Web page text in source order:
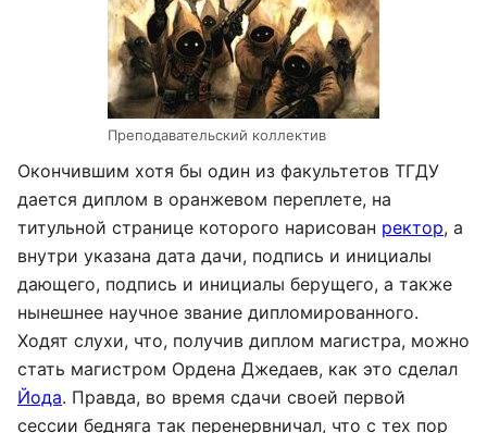
Преподавательский коллектив
Окончившим хотя бы один из факультетов ТГДУ
дается диплом в оранжевом переплете, на
титульной странице которого нарисован ректор, а
внутри указана дата дачи, подпись и инициалы
дающего, подпись и инициалы берущего, а также
нынешнее научное звание дипломированного.
Ходят слухи, что, получив диплом магистра, можно
стать магистром Ордена Джедаев, как это сделал
Йода. Правда, во время сдачи своей первой
сессии бедняга так перенервничал, что с тех пор